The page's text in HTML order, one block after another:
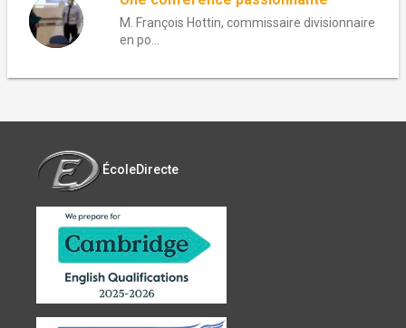
M. François Hottin, commissaire divisionnaire
en po...
ÉcoleDirecte